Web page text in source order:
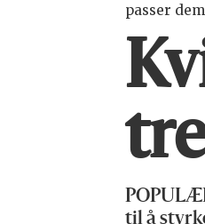
passer
til å